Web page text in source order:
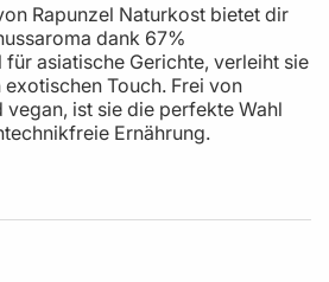
Rapunzel Naturkost bietet dir
dank 67%
für asiatische Gerichte, verleiht sie
Touch. Frei von
ist sie die perfekte Wahl
Ernährung.